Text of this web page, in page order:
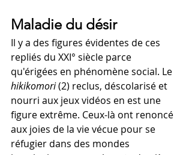
Maladie du désir
Il y a des figures évidentes de ces
repliés du XXI° siècle parce
qu'érigées en phénomène social. Le
hikikomori (2) reclus, déscolarisé et
nourri aux jeux vidéos en est une
figure extrême. Ceux-là ont renoncé
aux joies de la vie vécue pour se
réfugier dans des mondes